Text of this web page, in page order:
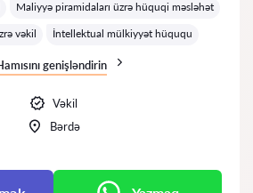
Maliyyə piramidaları üzrə hüquqi məsləhət
vəkil
İntellektual mülkiyyət hüququ
genişləndirin
Vəkil
Bərdə